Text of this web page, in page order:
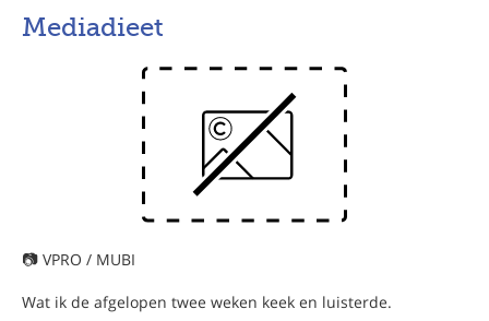
Mediadieet
📷 VPRO / MUBI
Wat ik de afgelopen twee weken keek en luisterde.